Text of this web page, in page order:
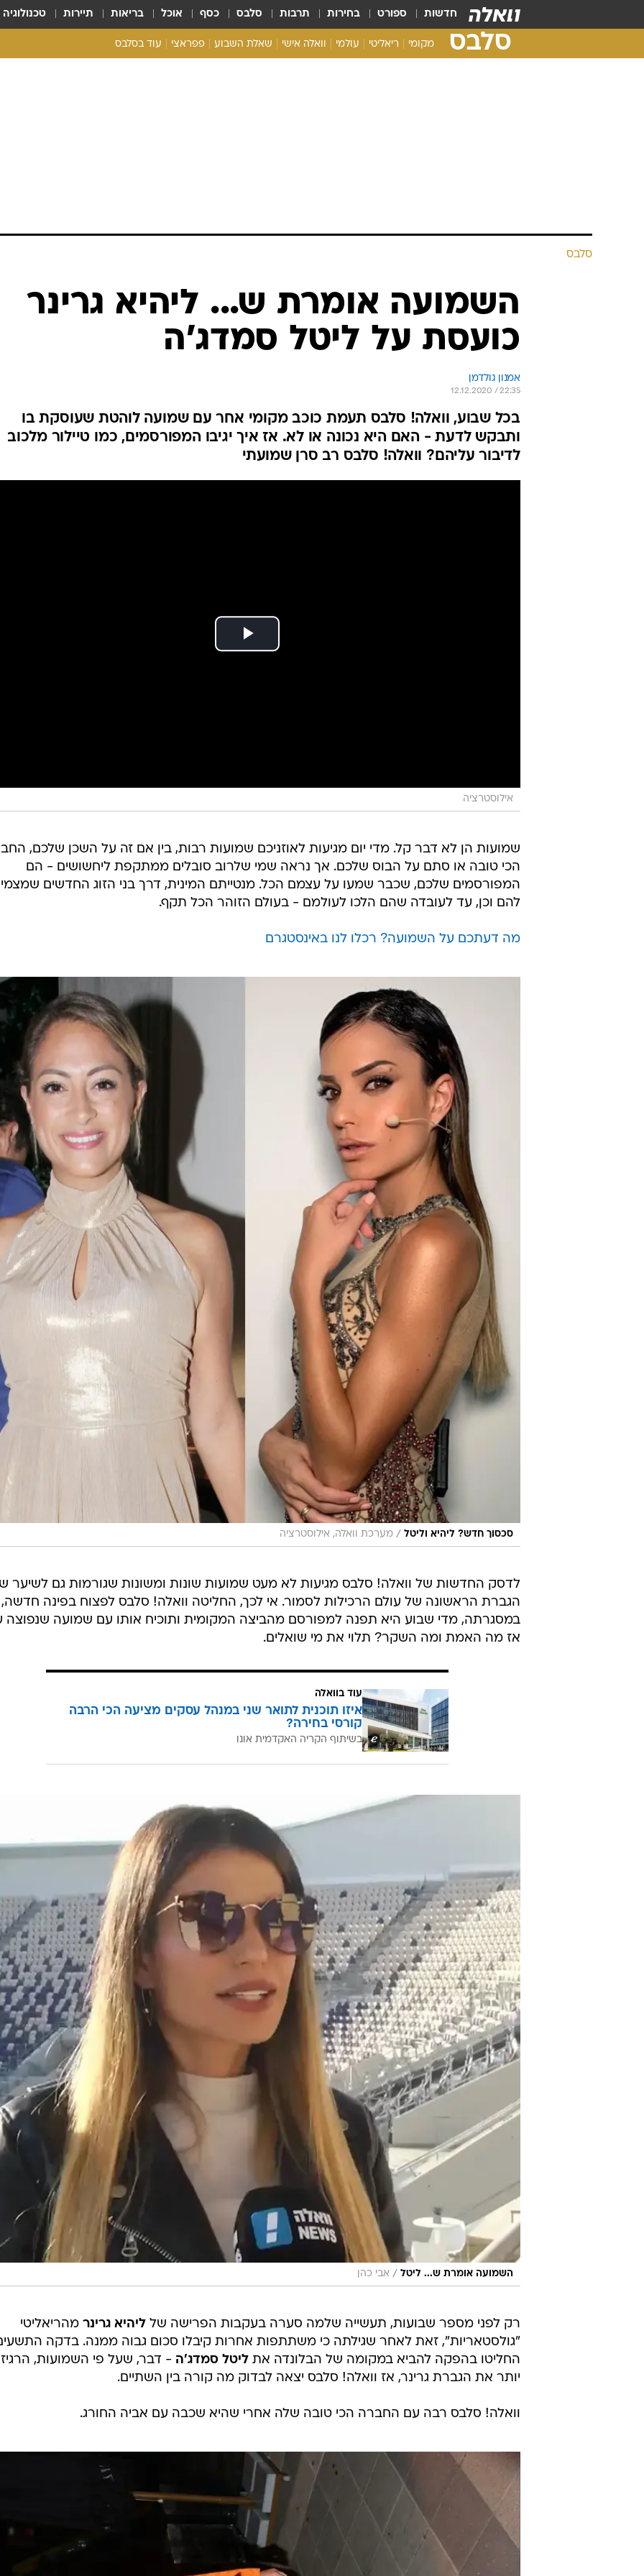
חדשות ספורט בחירות תרבות סלבס כסף אוכל בריאות תיירות טכנולוגיה
סלבס מקומי ריאליטי עולמי וואלה אישי שאלת השבוע פפראצי עוד בסלבס
סלבס
השמועה אומרת ש... ליהיא גרינר
כועסת על ליטל סמדג'ה
אמנון גולדמן
12.12.2020 / 22:35
בכל שבוע, וואלה! סלבס תעמת כוכב מקומי אחר עם שמועה לוהטת שעוסקת בו
ותבקש לדעת - האם היא נכונה או לא. אז איך יגיבו המפורסמים, כמו טיילור מלכוב
לדיבור עליהם? וואלה! סלבס רב סרן שמועתי
אילוסטרציה
שמועות הן לא דבר קל. מדי יום מגיעות לאוזניכם שמועות רבות, בין אם זה על השכן שלכם,
הכי טובה או סתם על הבוס שלכם. אך נראה שמי שלרוב סובלים ממתקפת ליחשושים - הם
המפורסמים שלכם, שכבר שמעו על עצמם הכל. מנטייתם המינית, דרך בני הזוג החדשים
להם וכן, עד לעובדה שהם הלכו לעולמם - בעולם הזוהר הכל תקף.
מה דעתכם על השמועה? רכלו לנו באינסטגרם
סכסוך חדש? ליהיא וליטל / מערכת וואלה, אילוסטרציה
לדסק החדשות של וואלה! סלבס מגיעות לא מעט שמועות שונות ומשונות שגורמות גם לשיער
הגברת הראשונה של עולם הרכילות לסמור. אי לכך, החליטה וואלה! סלבס לפצוח בפינה חדשה,
במסגרתה, מדי שבוע היא תפנה למפורסם מהביצה המקומית ותוכיח אותו עם שמועה שנפוצה
אז מה האמת ומה השקר? תלוי את מי שואלים.
עוד בוואלה
איזו תוכנית לתואר שני במנהל עסקים מציעה הכי הרבה
קורסי בחירה?
בשיתוף הקריה האקדמית אונו
השמועה אומרת ש... ליטל / אבי כהן
רק לפני מספר שבועות, תעשייה שלמה סערה בעקבות הפרישה של ליהיא גרינר מהריאליטי
"גולסטאריות", זאת לאחר שגילתה כי משתתפות אחרות קיבלו סכום גבוה ממנה. בדקה
החליטו בהפקה להביא במקומה של הבלונדה את ליטל סמדג'ה - דבר, שעל פי השמועות,
יותר את הגברת גרינר, אז וואלה! סלבס יצאה לבדוק מה קורה בין השתיים.
וואלה! סלבס רבה עם החברה הכי טובה שלה אחרי שהיא שכבה עם אביה החורג.